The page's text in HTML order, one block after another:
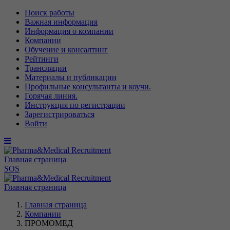
Поиск работы
Важная информация
Информация о компании
Компании
Обучение и консалтинг
Рейтинги
Трансляции
Материалы и публикации
Профильные консультанты и коучи.
Горячая линия.
Инструкция по регистрации
Зарегистрироваться
Войти
Главная страница
SOS
Главная страница
Главная страница
Компании
ПРОМОМЕД